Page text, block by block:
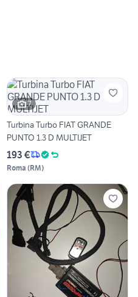
7
Turbina Turbo FIAT GRANDE
PUNTO 1.3 D MULTIJET
193 €
Roma (RM)